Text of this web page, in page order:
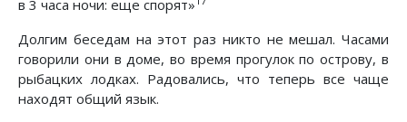
в 3 часа ночи: еще спорят»
Долгим беседам на этот раз никто не мешал. Часами
говорили они в доме, во время прогулок по острову, в
рыбацких лодках. Радовались, что теперь все чаще
находят общий язык.